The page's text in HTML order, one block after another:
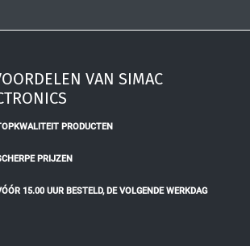
VAN SIMAC
PRODUCTEN
PRIJZEN
15.00 UUR BESTELD, DE VOLGENDE WERKDAG